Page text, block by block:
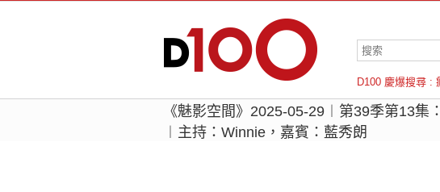
D100 慶爆搜尋 :
羅倫斯
《魅影空間》2025-05-29︱第39季第13集
︱主持：Winnie，嘉賓：藍秀朗